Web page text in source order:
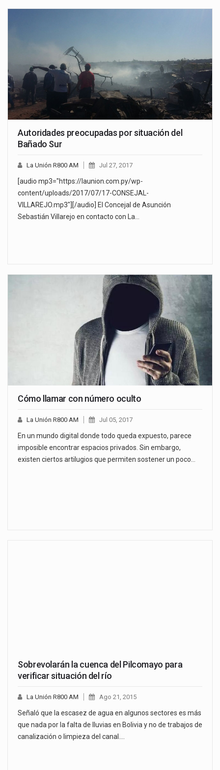
Autoridades preocupadas por situación del
Bañado Sur
La Unión R800 AM Jul 27, 2017
[audio mp3="https://launion.com.py/wp-
content/uploads/2017/07/17-CONSEJAL-
VILLAREJO.mp3"][/audio] El Concejal de Asunción
Sebastián Villarejo en contacto con La…
Cómo llamar con número oculto
La Unión R800 AM Jul 05, 2017
En un mundo digital donde todo queda expuesto, parece
imposible encontrar espacios privados. Sin embargo,
existen ciertos artilugios que permiten sostener un poco…
Sobrevolarán la cuenca del Pilcomayo para
verificar situación del río
La Unión R800 AM Ago 21, 2015
Señaló que la escasez de agua en algunos sectores es más
que nada por la falta de lluvias en Bolivia y no de trabajos de
canalización o limpieza del canal.…